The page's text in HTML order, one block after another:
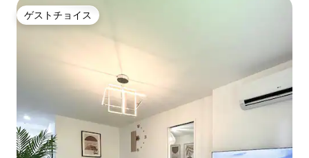
ゲストチョイス
ゲストチョイス